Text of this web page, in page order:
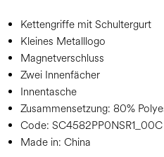
Kettengriffe mit Schultergurt
Kleines Metalllogo
Magnetverschluss
Zwei Innenfächer
Innentasche
Zusammensetzung: 80%
Code: SC4582PP0NSR1_00C
Made in: China